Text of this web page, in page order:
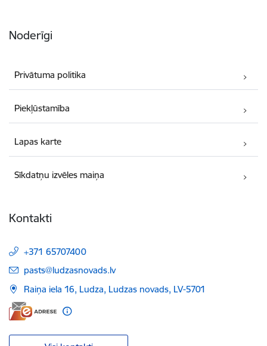
Noderīgi
Privātuma politika
Piekļūstamība
Lapas karte
Sīkdatņu izvēles maiņa
Kontakti
+371 65707400
E-pasts:
pasts@ludzasnovads.lv
Raiņa iela 16, Ludza, Ludzas novads, LV-5701